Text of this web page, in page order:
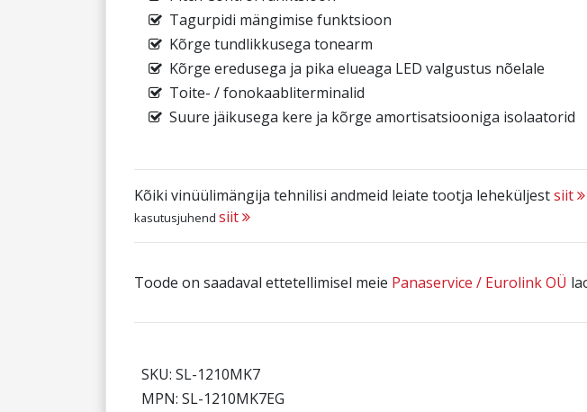
Tagurpidi mängimise funktsioon
Kõrge tundlikkusega tonearm
Kõrge eredusega ja pika elueaga LED valgustus nõelale
Toite- / fonokaabliterminalid
Suure jäikusega kere ja kõrge amortisatsiooniga isolaatorid
Kõiki vinüülimängija tehnilisi andmeid leiate tootja leheküljestsiit
kasutusjuhend siit
Toode on saadaval ettetellimisel meie Panaservice / Eurolink OÜ
SKU: SL-1210MK7
MPN: SL-1210MK7EG